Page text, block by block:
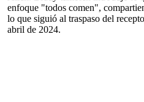
enfoque "todos comen",
lo que siguió al traspaso del
abril de 2024.